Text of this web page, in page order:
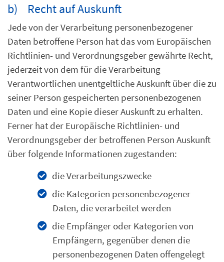
b) Recht auf Auskunft
Jede von der Verarbeitung personenbezogener
Daten betroffene Person hat das vom Europäischen
Richtlinien- und Verordnungsgeber gewährte Recht,
jederzeit von dem für die Verarbeitung
Verantwortlichen unentgeltliche Auskunft über die zu
seiner Person gespeicherten personenbezogenen
Daten und eine Kopie dieser Auskunft zu erhalten.
Ferner hat der Europäische Richtlinien- und
Verordnungsgeber der betroffenen Person Auskunft
über folgende Informationen zugestanden:
die Verarbeitungszwecke
die Kategorien personenbezogener
Daten, die verarbeitet werden
die Empfänger oder Kategorien von
Empfängern, gegenüber denen die
personenbezogenen Daten offengelegt